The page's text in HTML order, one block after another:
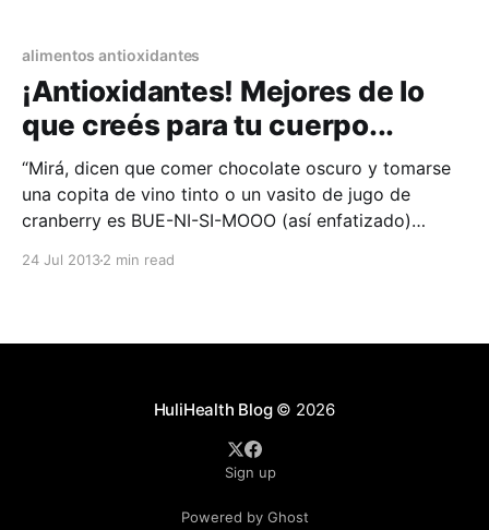
alimentos antioxidantes
¡Antioxidantes! Mejores de lo
que creés para tu cuerpo...
“Mirá, dicen que comer chocolate oscuro y tomarse
una copita de vino tinto o un vasito de jugo de
cranberry es BUE-NI-SI-MOOO (así enfatizado)
24 Jul 20132 min read
HuliHealth Blog© 2026
Sign up
Powered by Ghost